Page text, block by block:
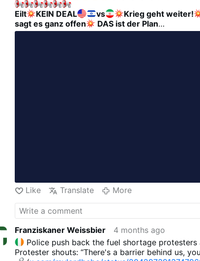
Eilt KEIN DEAL vs Krieg geht weiter!
sagt es ganz offen
DAS ist der Plan
Schuberts Lagemeldung
Like Translate More
Franziskaner Weissbier
4 months ago
Police push back the fuel shortage protesters
Protester shouts: “There's a barrier behind us,